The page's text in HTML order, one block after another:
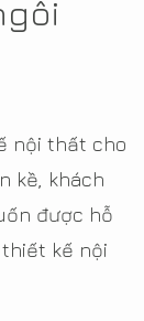
nội thất cho
kề, khách
được hỗ
kế nội